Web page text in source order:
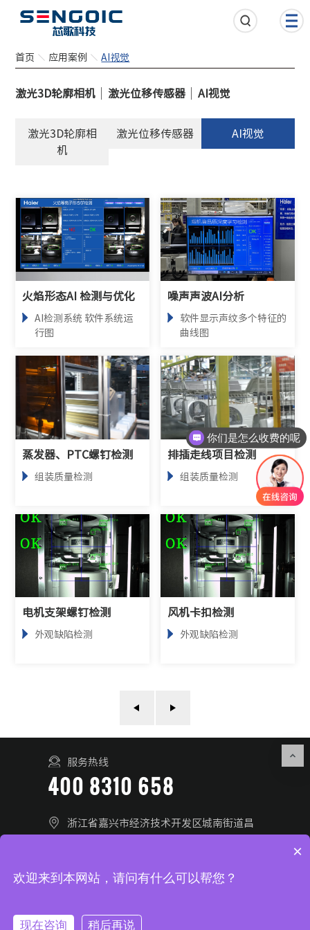
首页 应用案例 AI视觉
激光3D轮廓相机 激光位移传感器 AI视觉
激光3D轮廓相
机
激光位移传感器 AI视觉
火焰形态AI 检测与优化
AI检测系统 软件系统运
行图
噪声声波AI分析
软件显示声纹多个特征的
曲线图
蒸发器、PTC螺钉检测
组装质量检测
排插走线项目检测
组装质量检测
电机支架螺钉检测
外观缺陷检测
风机卡扣检测
外观缺陷检测
服务热线
400 8310 658
浙江省嘉兴市经济技术开发区城南街道昌
联系我们 在线留言
© 2025 浙江芯歌智能科技有限公司 All Rights Reserved.
你们是怎么收费的呢
×
欢迎来到本网站，请问有什么可以帮您？
现在咨询 稍后再说